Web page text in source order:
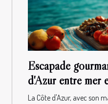
Escapade
d'Azur entre mer
saveurs
La Côte d'Azur, avec son